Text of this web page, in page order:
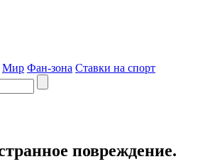
Мир Фан-зона Ставки на спорт
повреждение.